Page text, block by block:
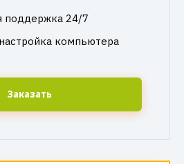
поддержка 24/7
компьютера
Заказать